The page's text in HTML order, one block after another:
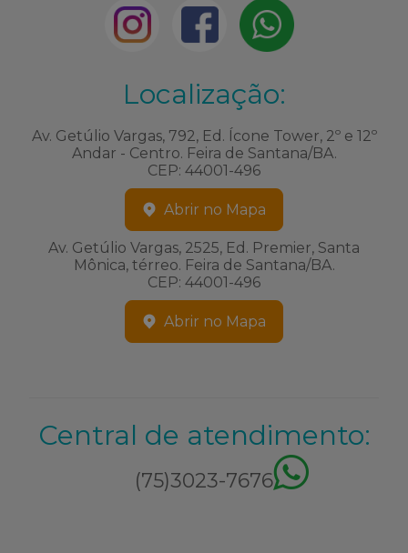
Localização:
Av. Getúlio Vargas, 792, Ed. Ícone Tower, 2º e 12º
Andar - Centro. Feira de Santana/BA.
CEP: 44001-496
Abrir no Mapa
Av. Getúlio Vargas, 2525, Ed. Premier, Santa
Mônica, térreo. Feira de Santana/BA.
CEP: 44001-496
Abrir no Mapa
Central de atendimento:
(75)3023-7676